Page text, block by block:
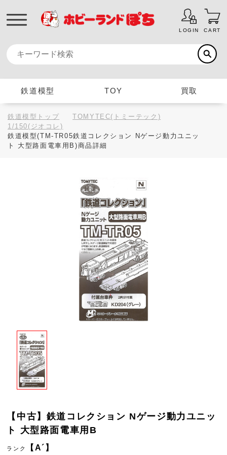
LOGIN CART
鉄道模型 TOY 買取
鉄道模型トップ
TOMYTEC(トミーテック)
1/150(ジオコレ)
鉄道模型(TM-TR05鉄道コレクション Nゲージ動力ユニッ
ト 大型路面電車用B)商品詳細
【中古】鉄道コレクション Nゲージ動力ユニッ
ト 大型路面電車用B
ランク 【A´】